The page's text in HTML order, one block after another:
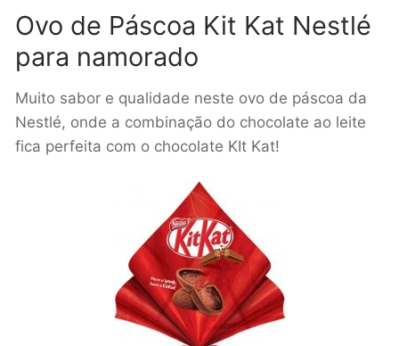
Ovo de Páscoa Kit Kat Nestlé
para namorado
Muito sabor e qualidade neste ovo de páscoa da
Nestlé, onde a combinação do chocolate ao leite
fica perfeita com o chocolate KIt Kat!